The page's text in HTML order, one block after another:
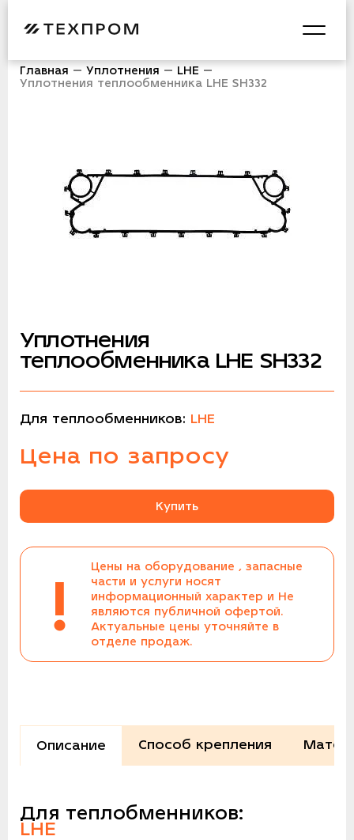
Главная Уплотнения
LHE
Уплотнения теплообменника LHE SH332
Уплотнения
теплообменника LHE SH332
Для теплообменников: LHE
Цена по запросу
Купить
!
Цены на оборудование , запасные
части и услуги носят
информационный характер и Не
являются публичной офертой.
Актуальные цены уточняйте в
отделе продаж.
Описание Способ крепления
Для теплобменников:
LHE